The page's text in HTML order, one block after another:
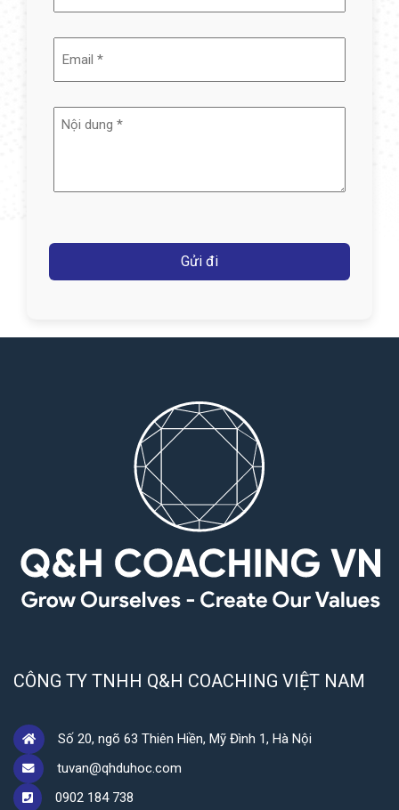
Nội
CÔNG TY TNHH Q&H COACHING VIỆT NAM
Số 20, ngõ 63 Thiên Hiền, Mỹ Đình 1, Hà Nội
tuvan@qhduhoc.com
0902 184 738